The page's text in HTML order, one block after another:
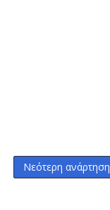
Νεότερη ανάρτηση